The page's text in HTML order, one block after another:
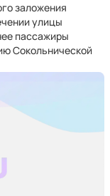
заложения
улицы
пассажиры
Сокольнической